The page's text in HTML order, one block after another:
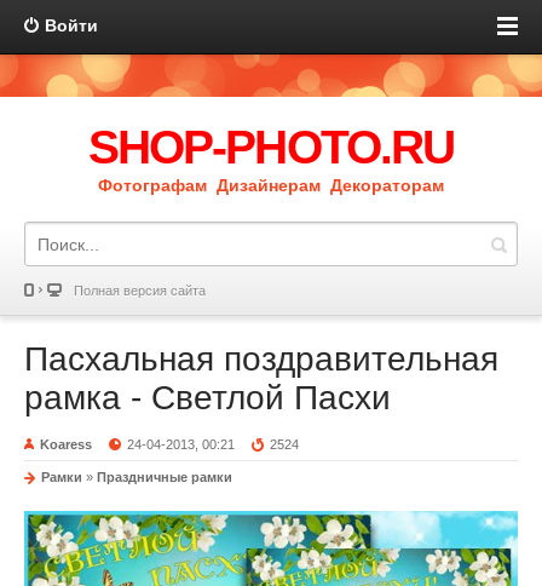
Войти
SHOP-PHOTO.RU
Фотографам Дизайнерам Декораторам
Полная версия сайта
Пасхальная поздравительная
рамка - Светлой Пасхи
Koaress 24-04-2013, 00:21 2524
Рамки » Праздничные рамки